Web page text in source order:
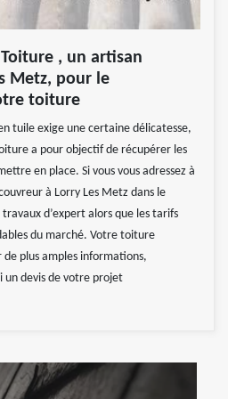
, un artisan
Metz, pour le
toiture
tuile exige une certaine délicatesse,
a pour objectif de récupérer les
en place. Si vous vous adressez à
à Lorry Les Metz dans le
d’expert alors que les tarifs
du marché. Votre toiture
plus amples informations,
un devis de votre projet